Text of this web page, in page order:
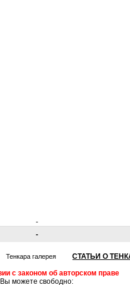
-
-
галерея СТАТЬИ О
с законом об авторском праве
Вы можете свободно: